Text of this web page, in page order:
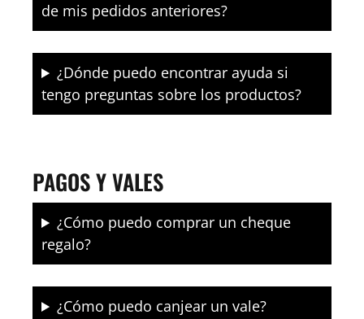
de mis pedidos anteriores?
¿Dónde puedo encontrar ayuda si
tengo preguntas sobre los productos?
PAGOS Y VALES
¿Cómo puedo comprar un cheque
regalo?
¿Cómo puedo canjear un vale?